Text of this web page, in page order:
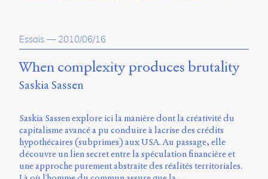
Essais — 2010/06/16
When complexity produces brutality
Saskia Sassen
Saskia Sassen explore ici la manière dont la créativité du
capitalisme avancé a pu conduire à lacrise des crédits
hypothécaires (subprimes) aux USA. Au passage, elle
découvre un lien secret entre la spéculation financière et
une approche purement abstraite des réalités territoriales.